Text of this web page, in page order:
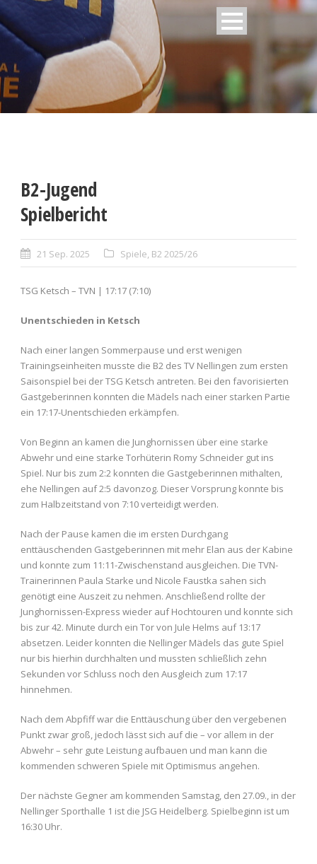
B2-Jugend
Spielbericht
21 Sep. 2025 Spiele, B2 2025/26
TSG Ketsch – TVN | 17:17 (7:10)
Unentschieden in Ketsch
Nach einer langen Sommerpause und erst wenigen
Trainingseinheiten musste die B2 des TV Nellingen zum ersten
Saisonspiel bei der TSG Ketsch antreten. Bei den favorisierten
Gastgeberinnen konnten die Mädels nach einer starken Partie
ein 17:17-Unentschieden erkämpfen.
Von Beginn an kamen die Junghornissen über eine starke
Abwehr und eine starke Torhüterin Romy Schneider gut ins
Spiel. Nur bis zum 2:2 konnten die Gastgeberinnen mithalten,
ehe Nellingen auf 2:5 davonzog. Dieser Vorsprung konnte bis
zum Halbzeitstand von 7:10 verteidigt werden.
Nach der Pause kamen die im ersten Durchgang
enttäuschenden Gastgeberinnen mit mehr Elan aus der Kabine
und konnte zum 11:11-Zwischenstand ausgleichen. Die TVN-
Trainerinnen Paula Starke und Nicole Faustka sahen sich
genötigt eine Auszeit zu nehmen. Anschließend rollte der
Junghornissen-Express wieder auf Hochtouren und konnte sich
bis zur 42. Minute durch ein Tor von Jule Helms auf 13:17
absetzen. Leider konnten die Nellinger Mädels das gute Spiel
nur bis hierhin durchhalten und mussten schließlich zehn
Sekunden vor Schluss noch den Ausgleich zum 17:17
hinnehmen.
Nach dem Abpfiff war die Enttäuschung über den vergebenen
Punkt zwar groß, jedoch lässt sich auf die – vor allem in der
Abwehr – sehr gute Leistung aufbauen und man kann die
kommenden schweren Spiele mit Optimismus angehen.
Der nächste Gegner am kommenden Samstag, den 27.09., in der
Nellinger Sporthalle 1 ist die JSG Heidelberg. Spielbeginn ist um
16:30 Uhr.